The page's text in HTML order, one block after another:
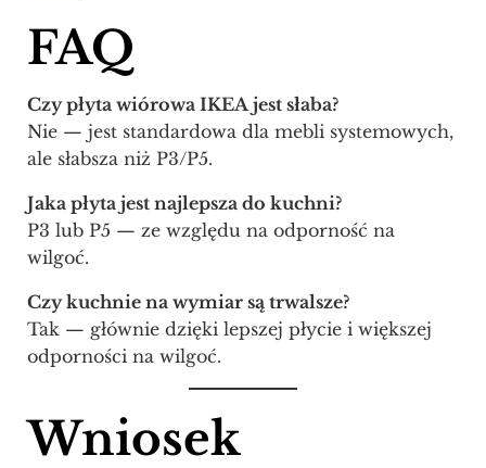
FAQ
Czy płyta wiórowa IKEA jest słaba?
Nie — jest standardowa dla mebli systemowych,
ale słabsza niż P3/P5.
Jaka płyta jest najlepsza do kuchni?
P3 lub P5 — ze względu na odporność na
wilgoć.
Czy kuchnie na wymiar są trwalsze?
Tak — głównie dzięki lepszej płycie i większej
odporności na wilgoć.
Wniosek